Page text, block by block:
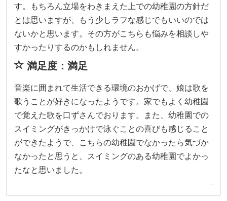
す。もちろん立場をわきまえた上での幼稚園の方針だ
とは思いますが、もう少しラフな感じでもいいのでは
ないかと思います。その方がこちらも悩みを相談しや
すかったりするのかもしれません。
満足度：満足
音楽に囲まれて生活できる環境のおかげで、娘は歌を
歌うことが好きになったようです。家でもよく幼稚園
で覚えた歌を口ずさんでおります。また、幼稚園での
スイミングがきっかけで泳ぐことの喜びも感じること
ができたようで、こちらの幼稚園でなかったら気づか
なかったと思うと、スイミングのある幼稚園でよかっ
たなと思いました。
–